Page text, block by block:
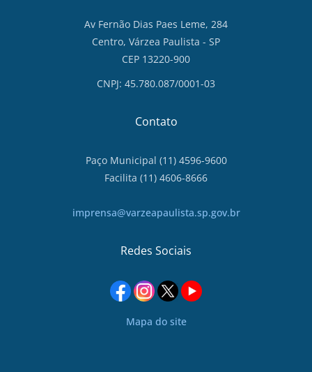
Av Fernão Dias Paes Leme, 284
Centro, Várzea Paulista - SP
CEP 13220-900
CNPJ: 45.780.087/0001-03
Contato
Paço Municipal (11) 4596-9600
Facilita (11) 4606-8666
imprensa@varzeapaulista.sp.gov.br
Redes Sociais
Mapa do site